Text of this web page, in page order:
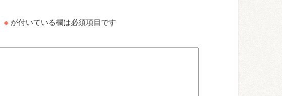
※ が付いている欄は必須項目です